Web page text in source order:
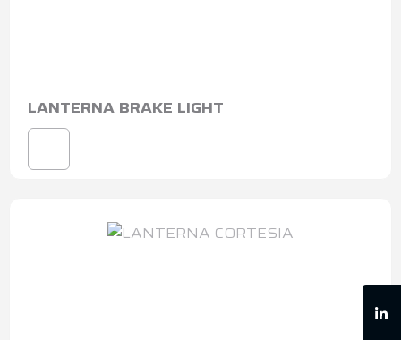
LANTERNA BRAKE LIGHT